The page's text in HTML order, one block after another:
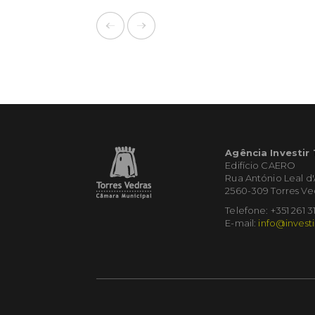
Agência Investir
Edifício CAERO
Rua António Leal
2560-309 Torres
Telefone: +351 261
E-mail: